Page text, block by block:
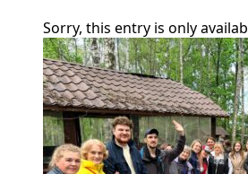
Sorry, this entry is only